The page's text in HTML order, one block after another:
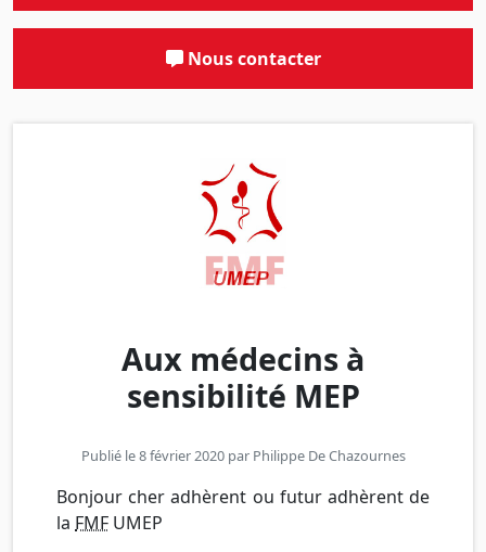
Aux médecins à
sensibilité MEP
Publié le 8 février 2020 par Philippe De Chazournes
Bonjour cher adhèrent ou futur adhèrent de
la FMF UMEP
Nous contacter